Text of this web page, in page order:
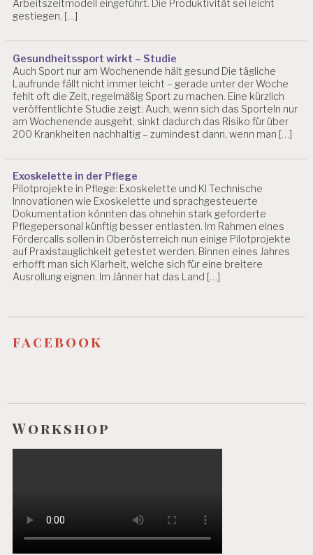
Arbeitszeitmodell eingeführt. Die Produktivität sei leicht
gestiegen, […]
Gesundheitssport wirkt – Studie
Auch Sport nur am Wochenende hält gesund Die tägliche
Laufrunde fällt nicht immer leicht – gerade unter der Woche
fehlt oft die Zeit, regelmäßig Sport zu machen. Eine kürzlich
veröffentlichte Studie zeigt: Auch, wenn sich das Sporteln nur
am Wochenende ausgeht, sinkt dadurch das Risiko für über
200 Krankheiten nachhaltig – zumindest dann, wenn man […]
Exoskelette in der Pflege
Pilotprojekte in Pflege: Exoskelette und KI Technische
Innovationen wie Exoskelette und sprachgesteuerte
Dokumentation könnten das ohnehin stark geforderte
Pflegepersonal künftig besser entlasten. Im Rahmen eines
Fördercalls sollen in Oberösterreich nun einige Pilotprojekte
auf Praxistauglichkeit getestet werden. Binnen eines Jahres
erhofft man sich Klarheit, welche sich für eine breitere
Ausrollung eignen. Im Jänner hat das Land […]
facebook
Workshop